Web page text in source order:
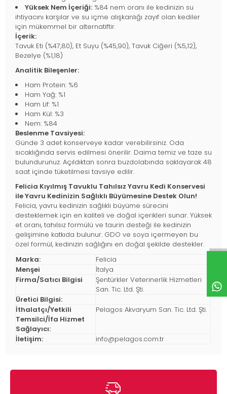
Yüksek Nem İçeriği: %84 nem oranı ile kedinizin su
ihtiyacını karşılar ve su içme alışkanlığı zayıf olan kediler
için mükemmel bir alternatiftir.
İçerik:
Tavuk Eti (%47,80), Et Suyu (%45,90), Tavuk Ciğeri (%5,12),
Bezelye (%1,18)
Analitik Bileşenler:
Ham Protein: %6
Ham Yağ: %1
Ham Lif: %1
Ham Kül: %3
Nem: %84
Beslenme Tavsiyesi:
Günde 3 adet konserveye kadar verebilirsiniz. Oda
sıcaklığında servis edilmesi önerilir. Daima temiz ve taze su
bulundurunuz. Açıldıktan sonra buzdolabında saklayarak 48
saat içinde tüketilmesi tavsiye edilir.
Felicia Kıyılmış Tavuklu Tahılsız Yavru Kedi Konservesi
ile Yavru Kedinizin Sağlıklı Büyümesine Destek Olun!
Felicia, yavru kedinizin sağlıklı büyüme sürecini
desteklemek için en kaliteli ve doğal içerikleri sunar. Yüksek
et oranı, tahılsız formülü ve taurin desteği ile kedinizin
gelişimine katkıda bulunur. GDO ve soya içermeyen bu
özel formül, kedinizin sağlığını en doğal şekilde destekler.
Marka:
Felicia
Menşei
İtalya
Firma/Satıcı Bilgisi
Şentürkler Veterinerlik Hizmetleri
San. Tic. Ltd. Şti.
Üretici Bilgisi:
İthalatçı/Yetkili
Temsilci/İfa Hizmet
Sağlayıcı:
Pelagos Akvaryum San. Tic. Ltd. Şti.
İletişim: info@pelagos.com.tr